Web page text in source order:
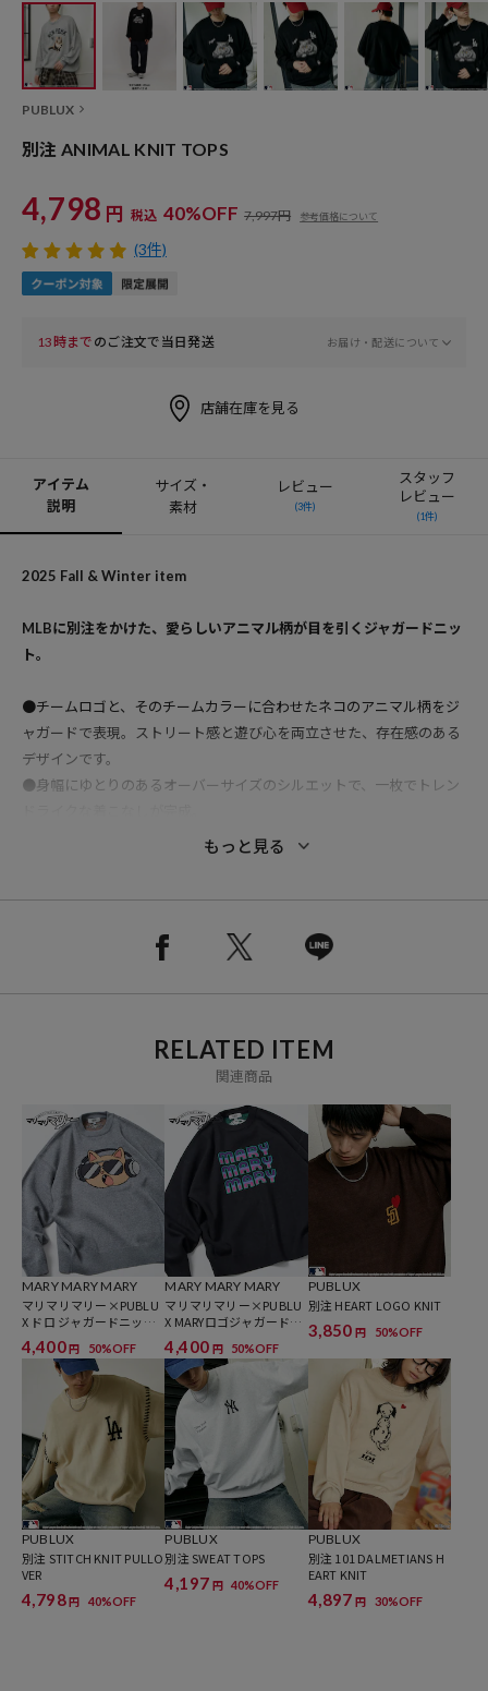
PUBLUX
別注 ANIMAL KNIT TOPS
4,798 円 税込 40%OFF 7,997円 参考価格について
(3件)
13時まで のご注文で当日発送 お届け・配送について
店舗在庫を見る
アイテム
説明
サイズ・
素材
レビュー
(3件)
スタッフ
レビュー
(1件)
2025 Fall & Winter item
MLBに別注をかけた、愛らしいアニマル柄が目を引くジャガードニッ
ト。
●チームロゴと、そのチームカラーに合わせたネコのアニマル柄をジ
ャガードで表現。ストリート感と遊び心を両立させた、存在感のある
デザインです。
●身幅にゆとりのあるオーバーサイズのシルエットで、一枚でトレン
●袖口や裾はリブ仕様で、だらしなく見えないのがポイント。左袖に
●ユニセックスで着用可能なので、ペアルックやギフトにもおすすめ
今チェックしておかないと損！？最新の人気ランキングはこちらか
★おすすめコーディネート
ワイドデニムやチノパンと合わせて、定番のアメカジスタイルに。
スラックスやフレアパンツと合わせれば、ニットの存在感が引き立
ち、きれいめカジュアルにまとまります。
インナーにシャツをレイヤードして、襟元から柄を覗かせるスタイル
もおすすめです。
※掲載画像の商品の色味は、屋外や屋内の光の照射や角度により実物
と色味が異なる場合がございます。また表示のサイズ感と実物は若干
異なる場合もございますので、予めご了承ください。
※着用、お取り扱いの際は、商品についている品質表示とアテンショ
ンタグを必ずご確認下さい。
▼PUBLUXの新作アイテムはこちら： 新作商品一覧
参考価格
もっと見る
RELATED ITEM
関連商品
MARY MARY MARY
マリマリマリー×PUBLU
X ドロ ジャガードニット
【限定展開】
4,400円 50%OFF
MARY MARY MARY
マリマリマリー×PUBLU
X MARYロゴジャガードニ
ット【限定展開】
4,400 円 50%OFF
PUBLUX
別注 HEART LOGO KNIT
3,850 円 50%OFF
PUBLUX
別注 STITCH KNIT PULLO
VER
4,798 円 40%OFF
PUBLUX
別注 SWEAT TOPS
4,197 円 40%OFF
PUBLUX
別注 101 DALMETIANS H
EART KNIT
4,897 円 30%OFF